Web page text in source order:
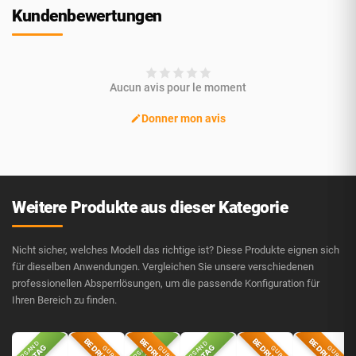
Kundenbewertungen
Aucun avis pour le moment
Donner mon avis
Weitere Produkte aus dieser Kategorie
Nicht sicher, welches Modell das richtige ist? Diese Produkte eignen sich
für dieselben Anwendungen. Vergleichen Sie unsere verschiedenen
professionellen Absperrlösungen, um die passende Konfiguration für
Ihren Bereich zu finden.